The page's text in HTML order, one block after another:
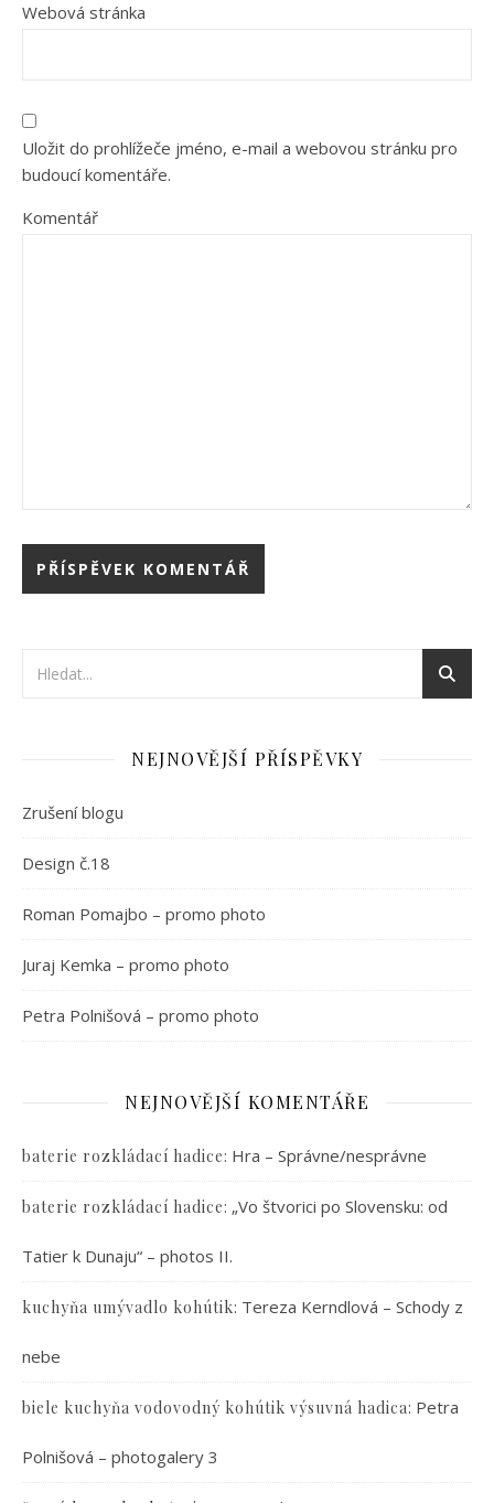
Webová stránka
Uložit do prohlížeče jméno, e-mail a webovou stránku pro
budoucí komentáře.
Komentář
NEJNOVĚJŠÍ PŘÍSPĚVKY
Zrušení blogu
Design č.18
Roman Pomajbo – promo photo
Juraj Kemka – promo photo
Petra Polnišová – promo photo
NEJNOVĚJŠÍ KOMENTÁŘE
baterie rozkládací hadice: Hra – Správne/nesprávne
baterie rozkládací hadice: „Vo štvorici po Slovensku: od
Tatier k Dunaju“ – photos II.
kuchyňa umývadlo kohútik: Tereza Kerndlová – Schody z
nebe
biele kuchyňa vodovodný kohútik výsuvná hadica: Petra
Polnišová – photogalery 3